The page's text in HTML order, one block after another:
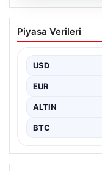
05.08.2026
Çerçeve
‘Terörsüz
Hukuk ve yasama
Piyasa Verileri
USD
EUR
ALTIN
BTC